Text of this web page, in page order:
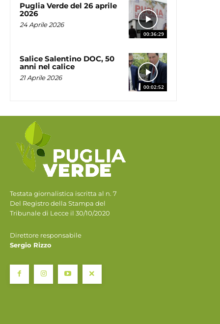
00:36:29
Puglia Verde del 26 aprile
2026
24 Aprile 2026
00:02:52
Salice Salentino DOC, 50
anni nel calice
21 Aprile 2026
Testata giornalistica iscritta al n. 7
Del Registro della Stampa del
Tribunale di Lecce il 30/10/2020
Direttore responsabile
Sergio Rizzo